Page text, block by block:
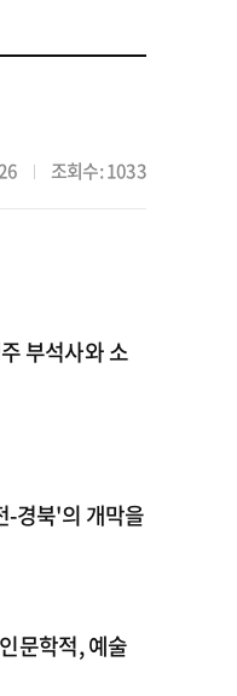
| 조회수: 1033
부석사와 소
-경북'의 개막을
문학적, 예술